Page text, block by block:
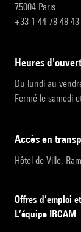
75004 Paris
+33 1 44 78 48 43
heures
Du lundi au
Fermé le samedi
accès en
Hôtel de Ville,
Offres d’emploi
L’équipe IRCAM